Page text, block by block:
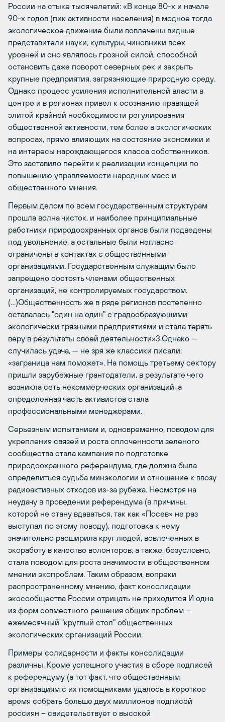
России на стыке тысячелетий: «В конце 80-х и начале
90-х годов (пик активности населения) в модное тогда
экологическое движение были вовлечены видные
представители науки, культуры, чиновники всех
уровней и оно являлось грозной силой, способной
остановить даже поворот северных рек и закрыть
крупные предприятия, загрязняющие природную среду.
Однако процесс усиления исполнительной власти в
центре и в регионах привел к осознанию правящей
элитой крайней необходимости регулирования
общественной активности, тем более в экологических
вопросах, прямо влияющих на состояние экономики и
на интересы нарождающегося класса собственников.
Это заставило перейти к реализации концепции по
повышению управляемости народных масс и
общественного мнения.
Первым делом по всем государственным структурам
прошла волна чисток, и наиболее принципиальные
работники природоохранных органов были подведены
под увольнение, а остальные были негласно
ограничены в контактах с общественными
организациями. Государственным служащим было
запрещено состоять членами общественных
организаций, не контролируемых государством.
(…)Общественность же в ряде регионов постепенно
оставалась "один на один" с градообразующими
экологически грязными предприятиями и стала терять
веру в результаты своей деятельности»3.Однако —
случилась удача, — не зря же классики писали:
«заграница нам поможет». На помощь третьему сектору
пришли зарубежные грантодатели, в результате чего
возникла сеть некоммерческих организаций, а
определенная часть активистов стала
профессиональными менеджерами.
Серьезным испытанием и, одновременно, поводом для
укрепления связей и роста сплоченности зеленого
сообщества стала кампания по подготовке
природоохранного референдума, где должна была
определиться судьба минэкологии и отношение к ввозу
радиоактивных отходов из-за рубежа. Несмотря на
неудачу в проведении референдума (в причины,
которой не стану вдаваться, так как «Посев» не раз
выступал по этому поводу), подготовка к нему
значительно расширила круг людей, вовлеченных в
экоработу в качестве волонтеров, а также, безусловно,
стала поводом для роста значимости в общественном
мнении экопроблем. Таким образом, вопреки
распространенному мнению, факт консолидации
экосообщества России отрицать не приходится И одна
из форм совместного решения общих проблем —
ежемесячный "круглый стол" общественных
экологических организаций России.
Примеры солидарности и факты консолидации
различны. Кроме успешного участия в сборе подписей
к референдуму (а тот факт, что общественным
организациям с их помощниками удалось в короткое
время собрать больше двух миллионов подписей
россиян – свидетельствует о высокой